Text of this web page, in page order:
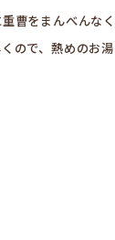
曹をまんべんなく
ので、熱めのお湯